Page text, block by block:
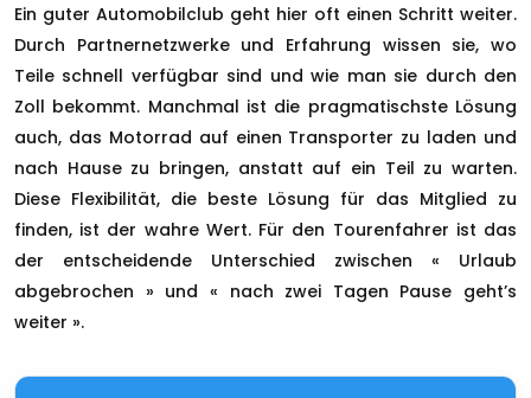
Ein guter Automobilclub geht hier oft einen Schritt weiter.
Durch Partnernetzwerke und Erfahrung wissen sie, wo
Teile schnell verfügbar sind und wie man sie durch den
Zoll bekommt. Manchmal ist die pragmatischste Lösung
auch, das Motorrad auf einen Transporter zu laden und
nach Hause zu bringen, anstatt auf ein Teil zu warten.
Diese Flexibilität, die beste Lösung für das Mitglied zu
finden, ist der wahre Wert. Für den Tourenfahrer ist das
der entscheidende Unterschied zwischen « Urlaub
abgebrochen » und « nach zwei Tagen Pause geht’s
weiter ».